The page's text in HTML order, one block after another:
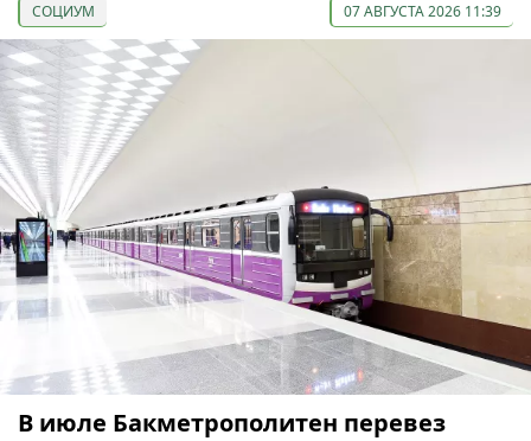
СОЦИУМ 07 АВГУСТА 2026 11:39
В июле Бакметрополитен перевез